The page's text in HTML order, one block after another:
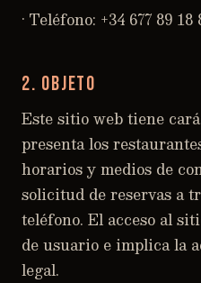
· Teléfono: +34 677 89 18
2. Objeto
Este sitio web tiene
presenta los
horarios y medios de
solicitud de reservas a
teléfono. El acceso al
de usuario e implica la
legal.